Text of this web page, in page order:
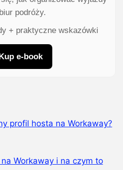
podróży.
+ praktyczne wskazówki
e-book
profil hosta na Workaway?
Workaway i na czym to